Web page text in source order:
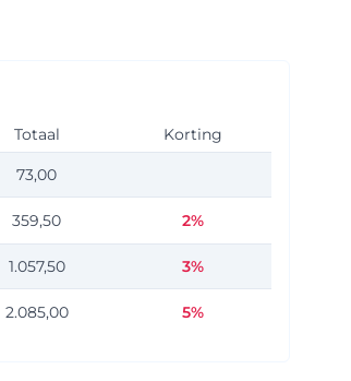
Totaal Korting
73,00
359,50 2%
1.057,50 3%
2.085,00 5%